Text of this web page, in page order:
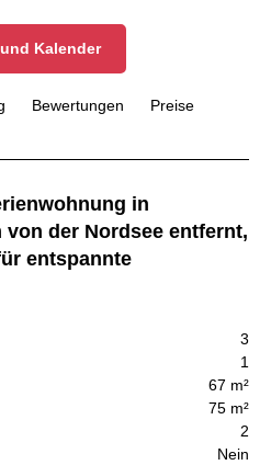
Kalender
Bewertungen
Preise
in
der Nordsee entfernt,
entspannte
3
1
67 m²
75 m²
2
Nein